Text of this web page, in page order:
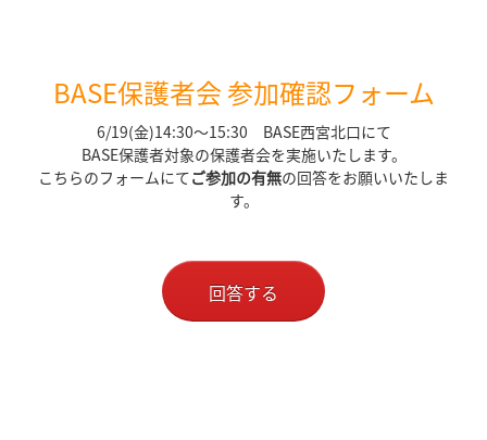
BASE保護者会 参加確認フォーム
6/19(金)14:30～15:30 BASE西宮北口にて
BASE保護者対象の保護者会を実施いたします。
こちらのフォームにてご参加の有無の回答をお願いいたしま
す。
回答する